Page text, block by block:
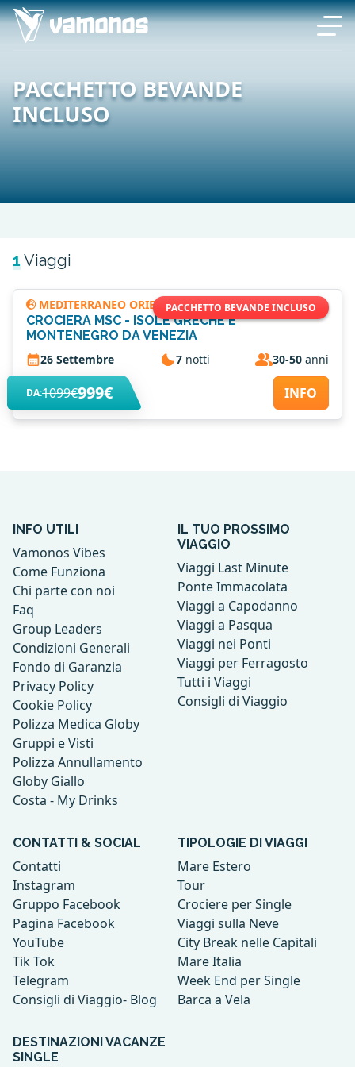
PACCHETTO BEVANDE
INCLUSO
1Viaggi
PACCHETTO BEVANDE INCLUSO
MEDITERRANEO ORIENTALE
CROCIERA MSC - ISOLE GRECHE E
MONTENEGRO DA VENEZIA
26 Settembre
7notti 30-50 anni
DA:1099€999€ INFO
INFO UTILI
Vamonos Vibes
Come Funziona
Chi parte con noi
Faq
Group Leaders
Condizioni Generali
Fondo di Garanzia
Privacy Policy
Cookie Policy
Polizza Medica Globy
Gruppi e Visti
Polizza Annullamento
Globy Giallo
Costa - My Drinks
IL TUO PROSSIMO
VIAGGIO
Viaggi Last Minute
Ponte Immacolata
Viaggi a Capodanno
Viaggi a Pasqua
Viaggi nei Ponti
Viaggi per Ferragosto
Tutti i Viaggi
Consigli di Viaggio
CONTATTI & SOCIAL
Contatti
Instagram
Gruppo Facebook
Pagina Facebook
YouTube
Tik Tok
Telegram
Consigli di Viaggio- Blog
TIPOLOGIE DI VIAGGI
Mare Estero
Tour
Crociere per Single
Viaggi sulla Neve
City Break nelle Capitali
Mare Italia
Week End per Single
Barca a Vela
DESTINAZIONI VACANZE
SINGLE